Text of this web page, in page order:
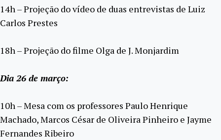
14h – Projeção do vídeo de duas entrevistas de Luiz
Carlos Prestes
18h – Projeção do filme Olga de J. Monjardim
Dia 26 de março:
10h – Mesa com os professores Paulo Henrique
Machado, Marcos César de Oliveira Pinheiro e Jayme
Fernandes Ribeiro